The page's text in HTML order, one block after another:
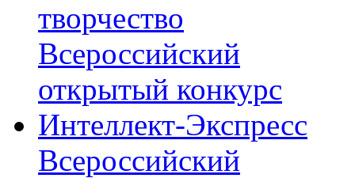
творчество
Всероссийский
открытый конкурс
Интеллект-Экспресс
Всероссийский